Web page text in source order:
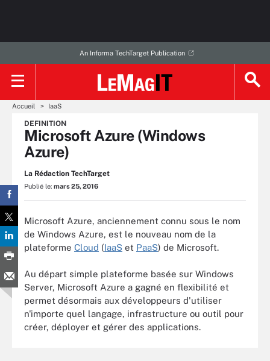
An Informa TechTarget Publication
Accueil IaaS
DEFINITION
Microsoft Azure (Windows
Azure)
La Rédaction TechTarget
Publié le: mars 25, 2016
Microsoft Azure, anciennement connu sous le nom
de Windows Azure, est le nouveau nom de la
plateforme Cloud (IaaS et PaaS) de Microsoft.
Au départ simple plateforme basée sur Windows
Server, Microsoft Azure a gagné en flexibilité et
permet désormais aux développeurs d'utiliser
n'importe quel langage, infrastructure ou outil pour
créer, déployer et gérer des applications.